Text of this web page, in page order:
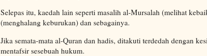
Selepas itu, kaedah lain seperti masalih al-Mursalah (melihat
(menghalang keburukan) dan sebagainya.
Jika semata-mata al-Quran dan hadis, ditakuti terdedah dengan
mentafsir sesebuah hukum.